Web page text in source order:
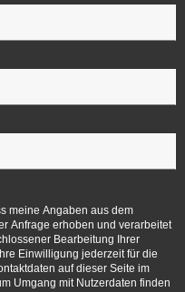
meine Angaben aus dem
Anfrage erhoben und verarbeitet
Bearbeitung Ihrer
Einwilligung jederzeit für die
auf dieser Seite im
Umgang mit Nutzerdaten finden